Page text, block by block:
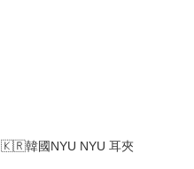
🇰🇷韓國NYU NYU 耳夾